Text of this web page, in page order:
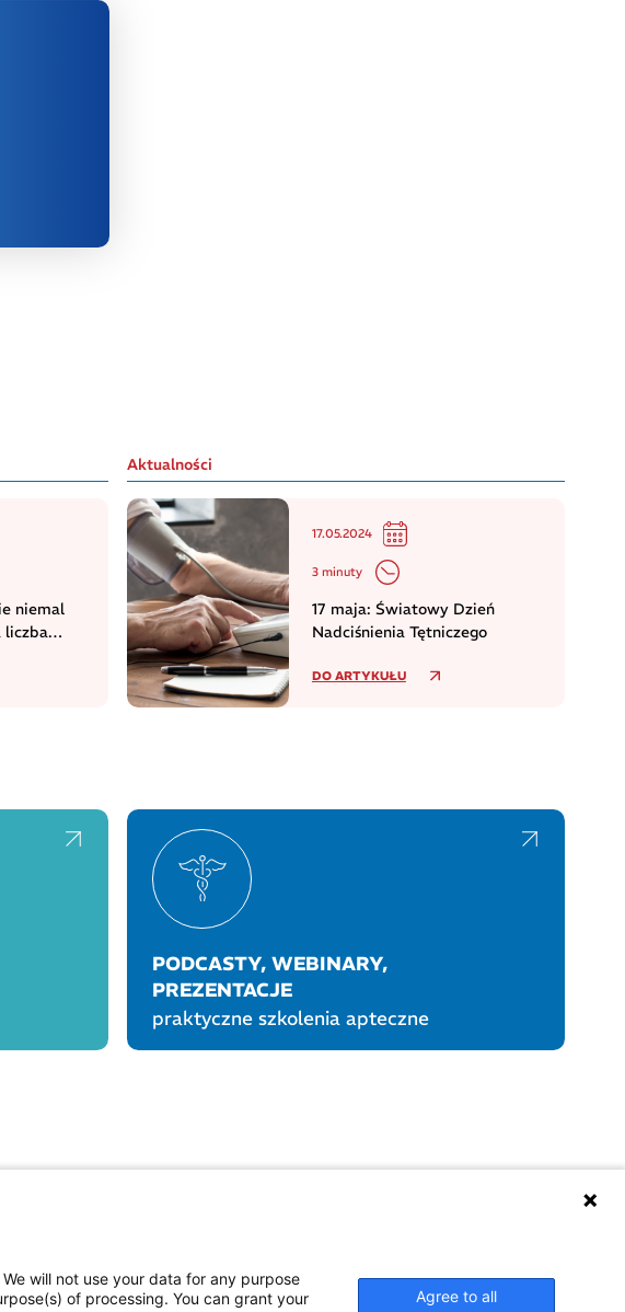
niemal
liczba
Aktualności
17.05.2024
3 minuty
17 maja: Światowy Dzień
Nadciśnienia Tętniczego
DO ARTYKUŁU
PODCASTY, WEBINARY,
PREZENTACJE
praktyczne szkolenia apteczne
will not use your data for any purpose
of processing. You can grant your
Agree to all